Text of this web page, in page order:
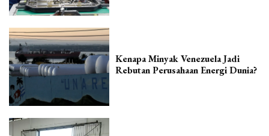
Kenapa Minyak Venezuela Jadi
Rebutan Perusahaan Energi Dunia?